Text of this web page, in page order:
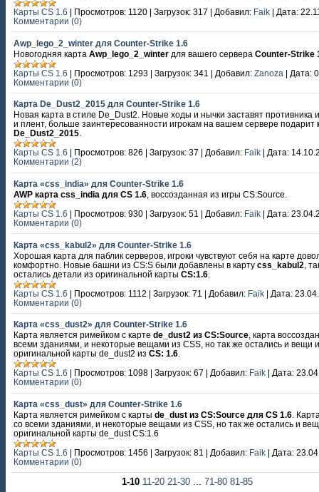
Карты CS 1.6 | Просмотров: 1120 | Загрузок: 317 | Добавил: Faik | Дата:
Комментарии (0)
Awp_lego_2_winter для Counter-Strike 1.6
Новогодняя карта Awp_lego_2_winter для вашего сервера Counter-Strike
Карты CS 1.6 | Просмотров: 1293 | Загрузок: 341 | Добавил: Zanoza | Дата:
Комментарии (0)
Карта De_Dust2_2015 для Counter-Strike 1.6
Новая карта в стиле De_Dust2. Новые ходы и нычки заставят противника
и плент, больше заинтересованности игрокам на вашем сервере подарит
De_Dust2_2015
Карты CS 1.6 Просмотров: 826 Загрузок: 37 Добавил: Faik Дата:
Комментарии (2)
Карта «css_india» для Counter-Strike 1.6
AWP карта css_india для CS 1.6 , воссозданная из игры CS:Source.
Карты CS 1.6 | Просмотров: 930 | Загрузок: 51 | Добавил: Faik | Дата:
Комментарии (0)
Карта «css_kabul2» для Counter-Strike 1.6
Хорошая карта для паблик серверов, игроки чувствуют себя на карте
комфортно. Новые башни из CS:S были добавлены в карту css_kabul2 ,
остались детали из оригинальной карты CS:1.6
Карты CS 1.6 | Просмотров: 1112 | Загрузок: 71 | Добавил: Faik | Дата:
Комментарии (0)
Карта «css_dust2» для Counter-Strike 1.6
Карта является римейком с карте de_dust2 из CS:Source , карта
всеми зданиями, и некоторые вещами из CSS, но так же остались и вещи
оригинальной карты de_dust2 из CS: 1.6
Карты CS 1.6 Просмотров: 1098 Загрузок: 67 Добавил: Faik Дата:
Комментарии (0)
Карта «css_dust» для Counter-Strike 1.6
Карта является римейком с карты de_dust из CS:Source для CS 1.6 .
со всеми зданиями, и некоторые вещами из CSS, но так же остались и
оригинальной карты de_dust CS:1.6
Карты CS 1.6 | Просмотров: 1456 | Загрузок: 81 | Добавил: Faik | Дата:
Комментарии (0)
1-10 11-20 21-30 71-80 81-85